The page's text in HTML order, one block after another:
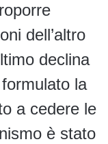
dell’altro
declina
la
a cedere le
è stato